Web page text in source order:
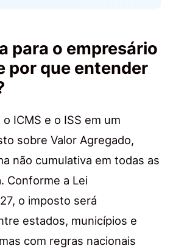
para o empresário
por que entender
ICMS e o ISS em um
sobre Valor Agregado,
não cumulativa em todas as
Conforme a Lei
o imposto será
estados, municípios e
com regras nacionais